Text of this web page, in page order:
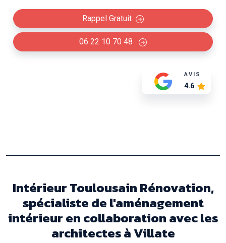
Rappel Gratuit
06 22 10 70 48
AVIS
4.6
Intérieur Toulousain Rénovation,
spécialiste de l'aménagement
intérieur en collaboration avec les
architectes à Villate